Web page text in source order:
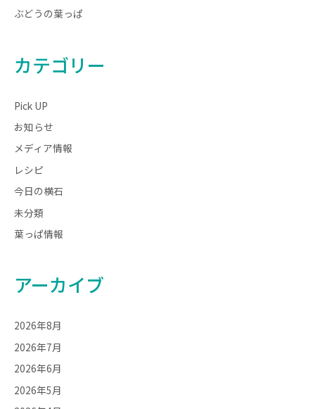
ぶどうの葉っぱ
カテゴリー
Pick UP
お知らせ
メディア情報
レシピ
今日の横石
未分類
葉っぱ情報
アーカイブ
2026年8月
2026年7月
2026年6月
2026年5月